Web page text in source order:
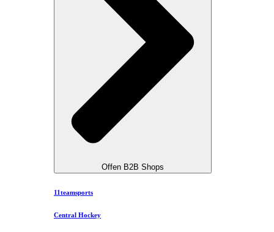
Offen B2B Shops
11teamsports
Central Hockey